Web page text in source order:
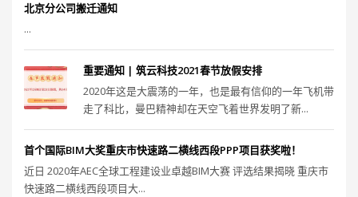
北京分公司搬迁通知
...
重要通知 | 筑云科技2021春节放假安排
2020年这是大震荡的一年，也是最有信仰的一年飞机带
走了科比，曼巴精神却在天空飞着世界发明了新...
首个国际BIM大奖重庆市快速路二横线西段PPP项目获奖啦！
近日 2020年AEC全球工程建设业卓越BIM大赛 评选结果揭晓 重庆市
快速路二横线西段项目大...